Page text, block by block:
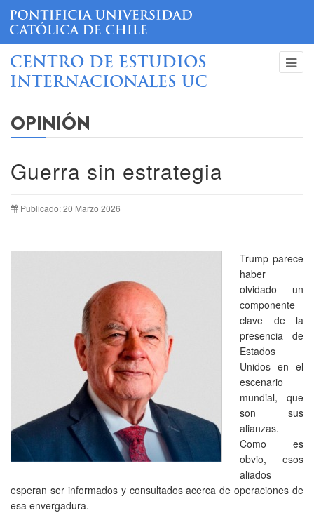
CENTRO DE ESTUDIOS
INTERNACIONALES UC
OPINIÓN
Guerra sin estrategia
Publicado: 20 Marzo 2026
Trump parece
haber
olvidado un
componente
clave de la
presencia de
Estados
Unidos en el
escenario
mundial, que
son sus
alianzas.
Como es
obvio, esos
aliados
esperan ser informados y consultados acerca de operaciones de
esa envergadura.